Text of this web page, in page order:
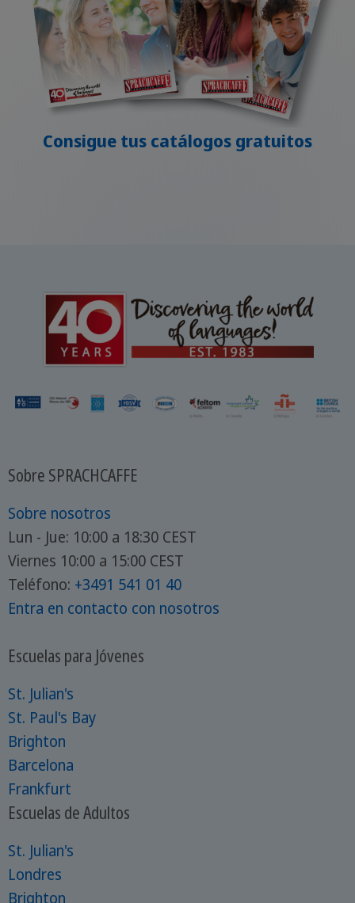
Consigue tus catálogos gratuitos
Sobre SPRACHCAFFE
Sobre nosotros
Lun - Jue: 10:00 a 18:30 CEST
Viernes 10:00 a 15:00 CEST
Teléfono: +3491 541 01 40
Entra en contacto con nosotros
Escuelas para Jóvenes
St. Julian's
St. Paul's Bay
Brighton
Barcelona
Frankfurt
Escuelas de Adultos
St. Julian's
Londres
Brighton